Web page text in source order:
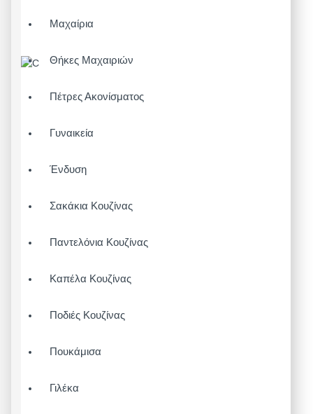
Μαχαίρια
Θήκες Μαχαιριών
Πέτρες Ακονίσματος
Γυναικεία
Ένδυση
Σακάκια Κουζίνας
Παντελόνια Κουζίνας
Καπέλα Κουζίνας
Ποδιές Κουζίνας
Πουκάμισα
Γιλέκα